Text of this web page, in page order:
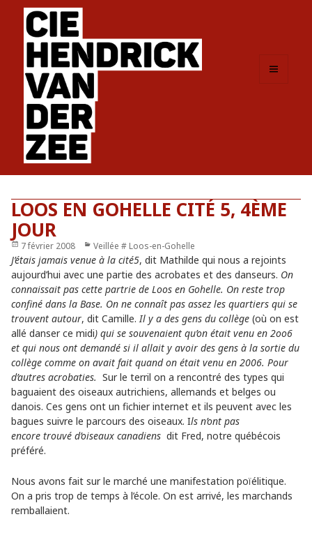
LOOS EN GOHELLE CITÉ 5, 4ÈME
JOUR
Publié
le
7 février 2008 Catégories
Veillée # Loos-en-Gohelle
J’étais jamais venue à la cité5, dit Mathilde qui nous a rejoints
aujourd’hui avec une partie des acrobates et des danseurs. On
connaissait pas cette partrie de Loos en Gohelle. On reste trop
confiné dans la Base. On ne connaît pas assez les quartiers qui se
trouvent autour, dit Camille.Il y a des gens du collège(où on est
allé danser ce midi) qui se souvenaient qu’on était venu en 2oo6
et qui nous ont demandé si il allait y avoir des gens à la sortie du
collège comme on avait fait quand on était venu en 2006. Pour
d’autres acrobaties. Sur le terril on a rencontré des types qui
baguaient des oiseaux autrichiens, allemands et belges ou
danois. Ces gens ont un fichier internet et ils peuvent avec les
bagues suivre le parcours des oiseaux. Ils n’ont pas
encore trouvé d’oiseaux canadiensdit Fred, notre québécois
préféré.
Nous avons fait sur le marché une manifestation poïélitique.
On a pris trop de temps à l’école. On est arrivé, les marchands
remballaient.